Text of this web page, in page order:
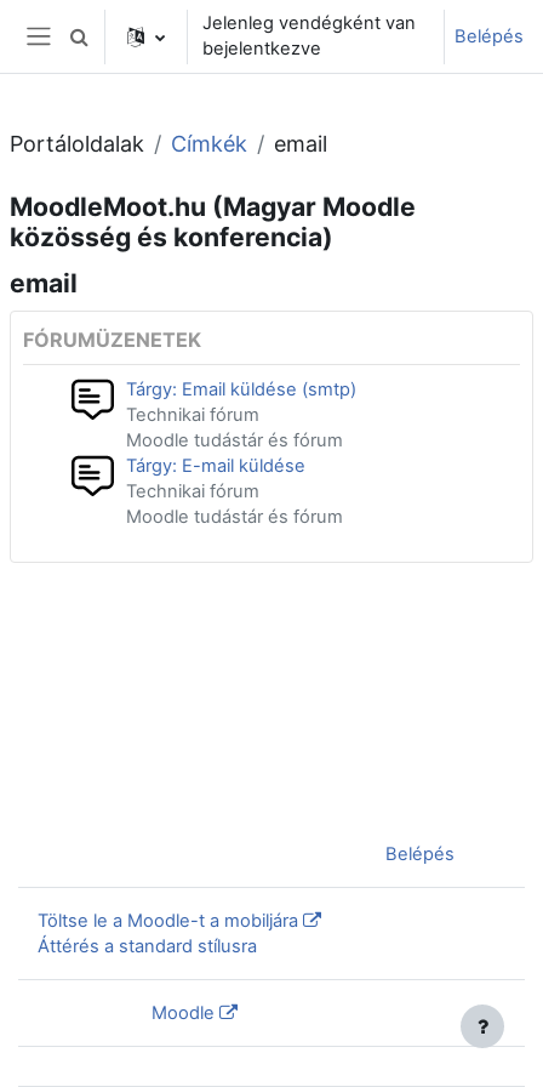
Tovább a fő tartalomhoz
Oldalpanel
Keresési bemeneti adatok váltása
Jelenleg vendégként van
bejelentkezve
Belépés
Portáloldalak Címkék email
MoodleMoot.hu (Magyar Moodle
közösség és konferencia)
email
FÓRUMÜZENETEK
Tárgy: Email küldése (smtp)
Technikai fórum
Moodle tudástár és fórum
Tárgy: E-mail küldése
Technikai fórum
Moodle tudástár és fórum
Belépés
Töltse le a Moodle-t a mobiljára
Áttérés a standard stílusra
Moodle